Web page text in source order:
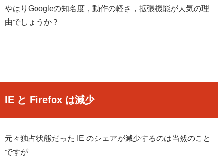
やはりGoogleの知名度，動作の軽さ，拡張機能が人気の理
由でしょうか？
IE と Firefox は減少
元々独占状態だった IE のシェアが減少するのは当然のこと
ですが